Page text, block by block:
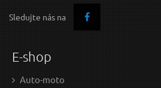
Sledujte nás na
E-shop
Auto-moto